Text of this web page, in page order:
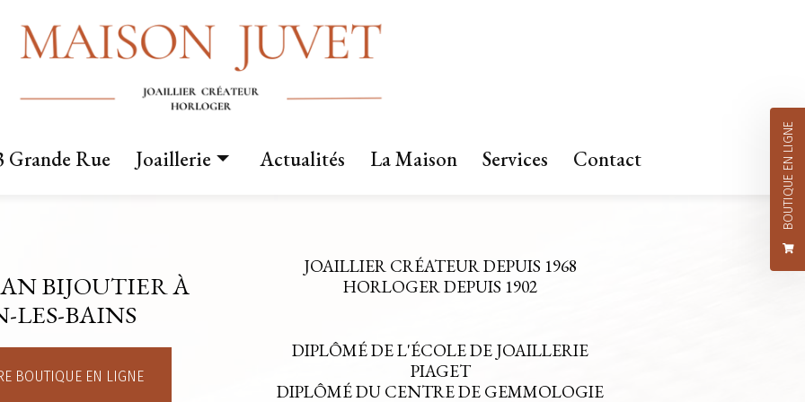
BOUTIQUE EN LIGNE
Grande Rue Joaillerie
Mariage
Actualités La Maison Services Contact
BIJOUTIER À
LES-BAINS
BOUTIQUE EN LIGNE
JOAILLIER CRÉATEUR DEPUIS 1968
HORLOGER DEPUIS 1902
DIPLÔMÉ DE L'ÉCOLE DE JOAILLERIE
PIAGET
DIPLÔMÉ DU CENTRE DE GEMMOLOGIE